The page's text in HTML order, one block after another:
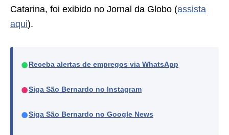
Catarina, foi exibido no Jornal da Globo (assista
aqui).
● Receba alertas de empregos via WhatsApp
●Siga São Bernardo no Instagram
●Siga São Bernardo no Google News